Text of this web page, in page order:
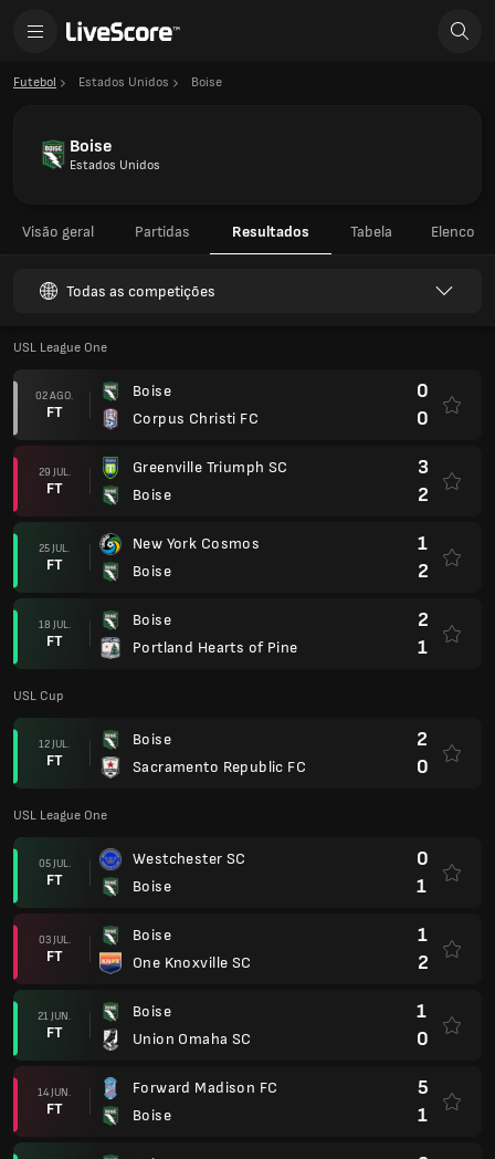
Futebol Estados Unidos Boise
Boise
Estados Unidos
Visão geral Partidas Resultados Tabela Elenco
Todas as competições
USL League One
02 AGO.
FT
Boise
Corpus Christi FC
0
0
29 JUL.
FT
Greenville Triumph SC
Boise
3
2
25 JUL.
FT
New York Cosmos
Boise
1
2
18 JUL.
FT
Boise
Portland Hearts of Pine
2
1
USL Cup
12 JUL.
FT
Boise
Sacramento Republic FC
2
0
USL League One
05 JUL.
FT
Westchester SC
Boise
0
1
03 JUL.
FT
Boise
One Knoxville SC
1
2
21 JUN.
FT
Boise
Union Omaha SC
1
0
14 JUN.
FT
Forward Madison FC
Boise
5
1